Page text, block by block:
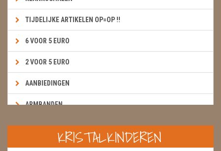
TIJDELIJKE ARTIKELEN OP=OP !!
6 VOOR 5 EURO
2 VOOR 5 EURO
AANBIEDINGEN
ARMBANDEN
BOEKEN & KAARTEN E.A.R.T.H.
BOLLEN KRISTALKINDEREN